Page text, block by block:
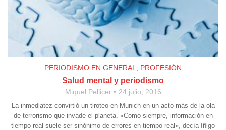
PERIODISMO EN GENERAL PROFESIÓN
Salud mental y periodismo
Miquel Pellicer 24 julio, 2016
La inmediatez convirtió un tiroteo en Munich en un acto más de la ola
de terrorismo que invade el planeta. «Como siempre, información en
tiempo real suele ser sinónimo de errores en tiempo real», decía Iñigo